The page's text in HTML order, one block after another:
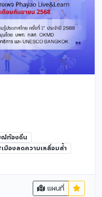
ณ์ท้องถิ่น
มืองลดความเหลื่อมล้ำ
แผนที่